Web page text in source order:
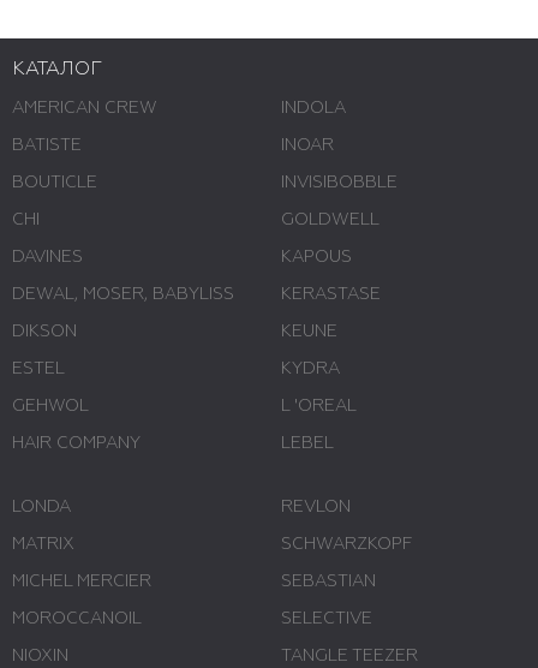
КАТАЛОГ
AMERICAN CREW
BATISTE
BOUTICLE
CHI
DAVINES
DEWAL, MOSER, BABYLISS
DIKSON
ESTEL
GEHWOL
HAIR COMPANY
INDOLA
INOAR
INVISIBOBBLE
GOLDWELL
KAPOUS
KERASTASE
KEUNE
KYDRA
L 'ОREAL
LEBEL
LONDA
MATRIX
MICHEL MERCIER
MOROCCANOIL
NIOXIN
REVLON
SCHWARZKOPF
SEBASTIAN
SELECTIVE
TANGLE TEEZER